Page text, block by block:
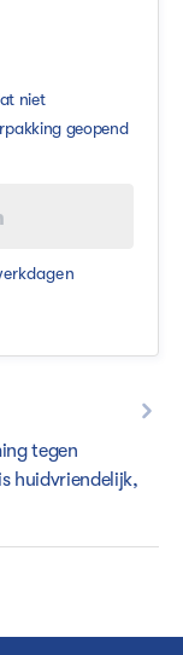
niet
geopend
tegen
huidvriendelijk,